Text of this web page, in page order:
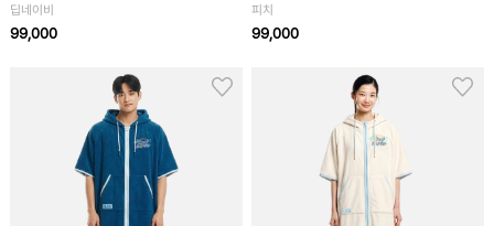
딥네이비
99,000
피치
99,000